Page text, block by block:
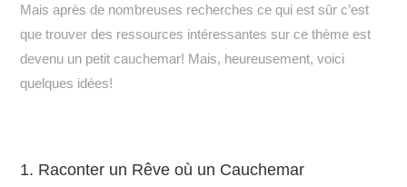
Mais après de nombreuses recherches ce qui est sûr c’est
que trouver des ressources intéressantes sur ce thème est
devenu un petit cauchemar! Mais, heureusement, voici
quelques idées!
1. Raconter un Rêve où un Cauchemar